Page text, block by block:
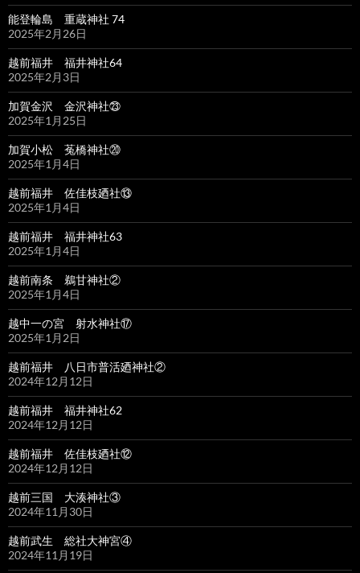
能登輪島 重蔵神社 74
2025年2月26日
越前福井 福井神社64
2025年2月3日
加賀金沢 金沢神社㉓
2025年1月25日
加賀小松 菟橋神社⑳
2025年1月4日
越前福井 佐佳枝廼社⑬
2025年1月4日
越前福井 福井神社63
2025年1月4日
越前南条 鵜甘神社②
2025年1月4日
越中一の宮 射水神社⑰
2025年1月2日
越前福井 八日市普活廼神社②
2024年12月12日
越前福井 福井神社62
2024年12月12日
越前福井 佐佳枝廼社⑫
2024年12月12日
越前三国 大湊神社③
2024年11月30日
越前武生 総社大神宮④
2024年11月19日